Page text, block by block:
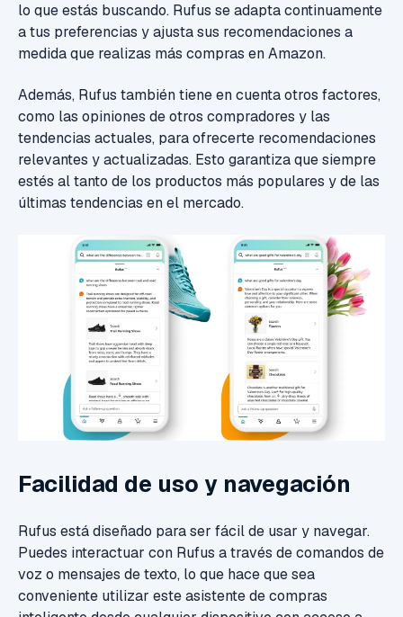
lo que estás buscando. Rufus se adapta continuamente
a tus preferencias y ajusta sus recomendaciones a
medida que realizas más compras en Amazon.
Además, Rufus también tiene en cuenta otros factores,
como las opiniones de otros compradores y las
tendencias actuales, para ofrecerte recomendaciones
relevantes y actualizadas. Esto garantiza que siempre
estés al tanto de los productos más populares y de las
últimas tendencias en el mercado.
Facilidad de uso y navegación
Rufus está diseñado para ser fácil de usar y navegar.
Puedes interactuar con Rufus a través de comandos de
voz o mensajes de texto, lo que hace que sea
conveniente utilizar este asistente de compras